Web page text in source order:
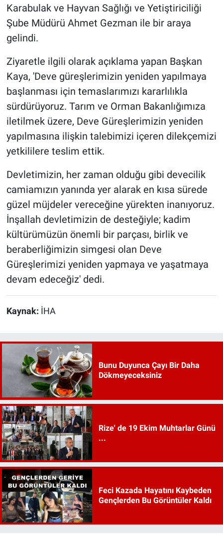
Karabulak ve Hayvan Sağlığı ve Yetiştiriciliği
Şube Müdürü Ahmet Gezman ile bir araya
gelindi.
Ziyaretle ilgili olarak açıklama yapan Başkan
Kaya, 'Deve güreşlerimizin yeniden yapılmaya
başlanması için temaslarımızı kararlılıkla
sürdürüyoruz. Tarım ve Orman Bakanlığımıza
iletilmek üzere, Deve Güreşlerimizin yeniden
yapılmasına ilişkin talebimizi içeren dilekçemizi
yetkililere teslim ettik.
Devletimizin, her zaman olduğu gibi devecilik
camiamızın yanında yer alarak en kısa sürede
güzel müjdeler vereceğine yürekten inanıyoruz.
İnşallah devletimizin de desteğiyle; kadim
kültürümüzün önemli bir parçası, birlik ve
beraberliğimizin simgesi olan Deve
Güreşlerimizi yeniden yapmaya ve yaşatmaya
devam edeceğiz' dedi.
Kaynak: İHA
Bunu Duyunca Çayı Bir Daha
Dökmeyeceksiniz
Rize' de 19 Ekim Muhtarlar Günü
...
Feci Kazada Hayatını Kaybeden
Gençlerden Bu Görüntüler Kaldı